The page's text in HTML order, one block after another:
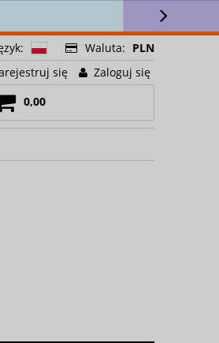
Waluta: PLN
się
Zaloguj się
0,00